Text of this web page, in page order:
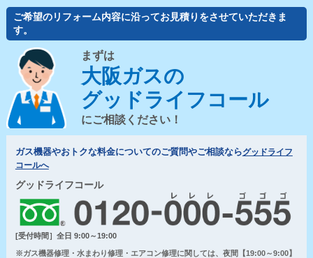
ご希望のリフォーム内容に沿ってお見積りをさせていただきま
す。
まずは
大阪ガスの
グッドライフコール
にご相談ください！
ガス機器やおトクな料金についてのご質問やご相談ならグッドライフ
コールへ
グッドライフコール
[受付時間］全日 9:00～19:00
※ガス機器修理・水まわり修理・エアコン修理に関しては、夜間【19:00～9:00】